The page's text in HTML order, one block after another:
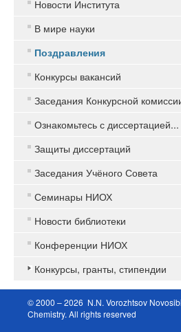
Новости Института
В мире науки
Поздравления
Конкурсы вакансий
Заседания Конкурсной
Ознакомьтесь с диссертацией...
Защиты диссертаций
Заседания Учёного Совета
Семинары НИОХ
Новости библиотеки
Конференции НИОХ
Конкурсы, гранты, стипендии
© 2000 – 2026 N.N. Vorozhtsov
Chemistry. All rights reserved